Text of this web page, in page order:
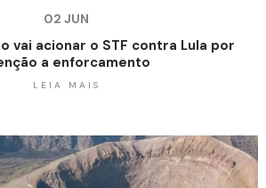
02 JUN
vai acionar o STF contra Lula por
a enforcamento
LEIA MAIS